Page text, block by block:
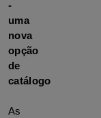
-
uma
nova
opção
de
catálogo
As